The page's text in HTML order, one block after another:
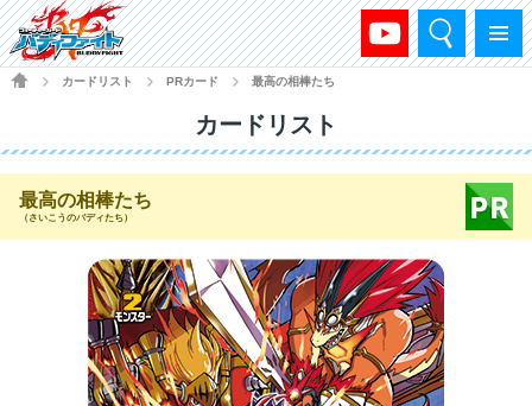
メニュー
検索
HOME
カードリスト PRカード 最高の相棒たち
カードリスト
最高の相棒たち
（さいこうのバディたち）